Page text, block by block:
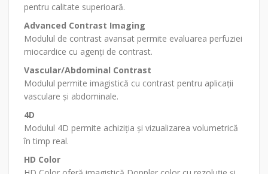
pentru calitate superioară.
Advanced Contrast Imaging
Modulul de contrast avansat permite evaluarea perfuziei
miocardice cu agenți de contrast.
Vascular/Abdominal Contrast
Modulul permite imagistică cu contrast pentru aplicații
vasculare și abdominale.
4D
Modulul 4D permite achiziția și vizualizarea volumetrică
în timp real.
HD Color